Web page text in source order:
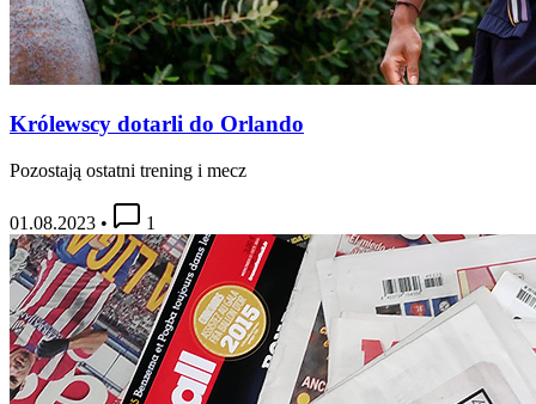
Królewscy dotarli do Orlando
Pozostają ostatni trening i mecz
01.08.2023 • 1